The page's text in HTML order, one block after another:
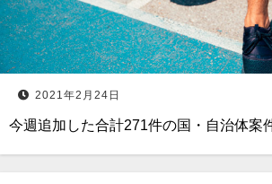
2021年2月24日
今週追加した合計271件の国・自治体案